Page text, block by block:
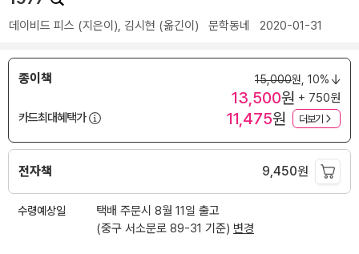
데이비드 피스 (지은이), 김시현 (옮긴이) 문학동네 2020-01-31
종이책 15,000원, 10%
13,500원 + 750원
카드최대혜택가
11,475원 더보기
전자책 9,450원
수령예상일
택배 주문시 8월 11일 출고
(중구 서소문로 89-31 기준) 변경